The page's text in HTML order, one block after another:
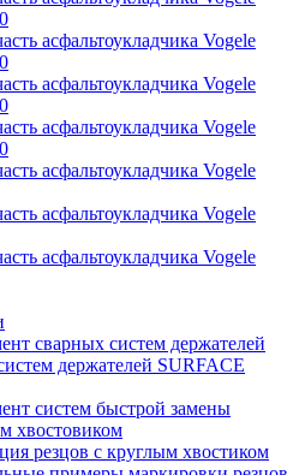
асфальтоукладчика Vogele
асфальтоукладчика Vogele
асфальтоукладчика Vogele
асфальтоукладчика Vogele
асфальтоукладчика Vogele
асфальтоукладчика Vogele
сварных систем держателей
держателей SURFACE
систем быстрой замены
хвостовиком
резцов с круглым хвостиком